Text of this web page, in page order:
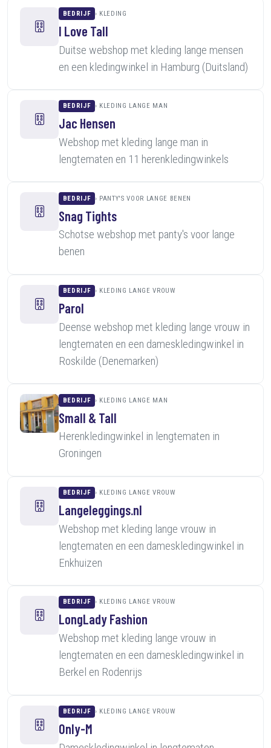
BEDRIJF KLEDING
I Love Tall
Duitse webshop met kleding lange mensen
en een kledingwinkel in Hamburg (Duitsland)
BEDRIJF KLEDING LANGE MAN
Jac Hensen
Webshop met kleding lange man in
lengtematen en 11 herenkledingwinkels
BEDRIJF PANTY'S VOOR LANGE BENEN
Snag Tights
Schotse webshop met panty's voor lange
benen
BEDRIJF KLEDING LANGE VROUW
Parol
Deense webshop met kleding lange vrouw in
lengtematen en een dameskledingwinkel in
Roskilde (Denemarken)
BEDRIJF KLEDING LANGE MAN
Small & Tall
Herenkledingwinkel in lengtematen in
Groningen
BEDRIJF KLEDING LANGE VROUW
Langeleggings.nl
Webshop met kleding lange vrouw in
lengtematen en een dameskledingwinkel in
Enkhuizen
BEDRIJF KLEDING LANGE VROUW
LongLady Fashion
Webshop met kleding lange vrouw in
lengtematen en een dameskledingwinkel in
Berkel en Rodenrijs
BEDRIJF KLEDING LANGE VROUW
Only-M